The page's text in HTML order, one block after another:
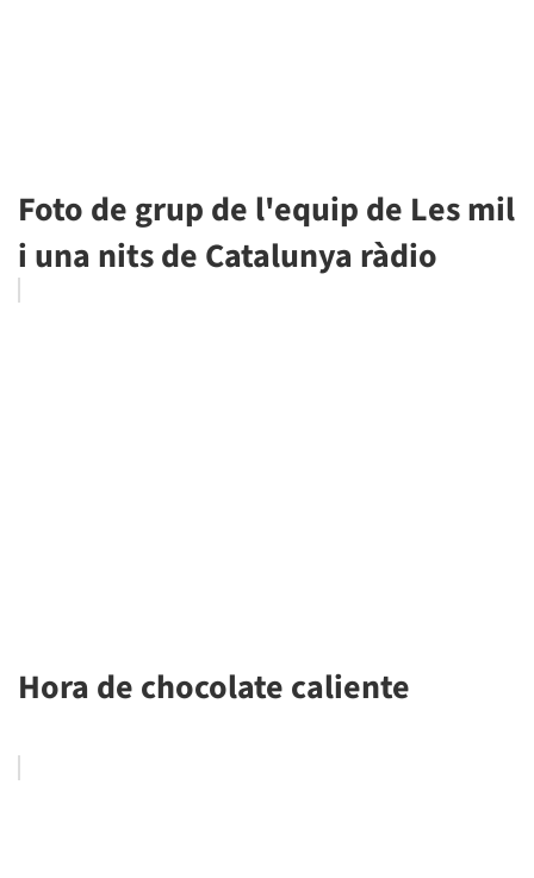
Foto de grup de l'equip de Les mil
i una nits de Catalunya ràdio
Hora de chocolate caliente